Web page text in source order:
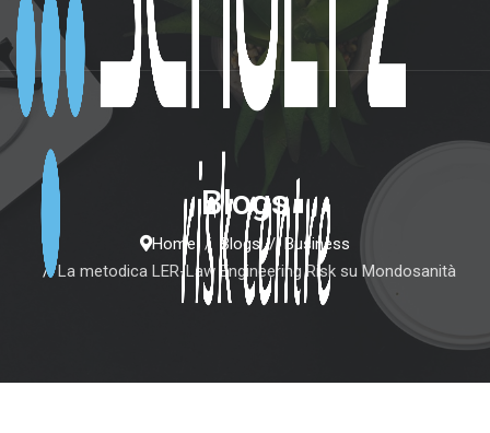
Blogs
Home Blogs
Business
La metodica LER-Law Engineering Risk su Mondosanità